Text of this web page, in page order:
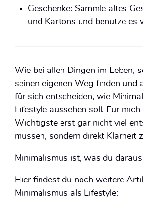
Geschenke: Sammle altes
und Kartons und benutze es
Wie bei allen Dingen im Leben,
seinen eigenen Weg finden und
für sich entscheiden, wie
Lifestyle aussehen soll. Für
Wichtigste erst gar nicht viel
müssen, sondern direkt Klarheit
Minimalismus ist, was du
Hier findest du noch weitere
Minimalismus als Lifestyle: